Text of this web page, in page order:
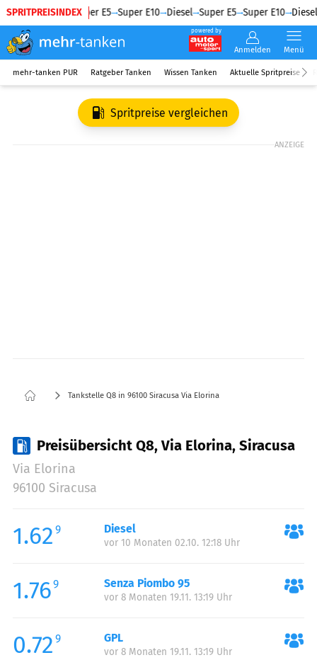
SPRITPREISINDEX
Diesel Super E5 Super E10 Diesel Super E5 Super E10 Diesel
powered by
Anmelden Menü
mehr-tanken PUR Ratgeber Tanken Wissen Tanken Aktuelle Spritpreise
Spritpreise vergleichen
ANZEIGE
Tankstelle Q8 in 96100 Siracusa Via Elorina
Preisübersicht Q8, Via Elorina, Siracusa
Via Elorina
96100 Siracusa
1.62 9 Diesel
vor 10 Monaten 02.10. 12:18 Uhr
1.769 Senza Piombo 95
vor 8 Monaten 19.11. 13:19 Uhr
0.72 9 GPL
vor 8 Monaten 19.11. 13:19 Uhr